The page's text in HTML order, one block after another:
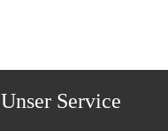
Unser Service